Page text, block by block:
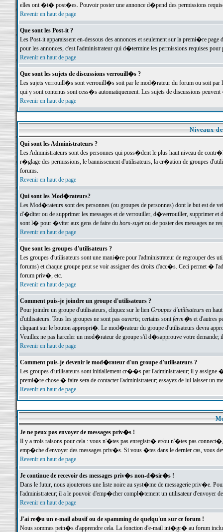
elles ont �t� post�es. Pouvoir poster une annonce d�pend des permissions
Revenir en haut de page
Que sont les Post-it ?
Les Post-it apparaissent en-dessous des annonces et seulement sur la premi�re
pour les annonces, c'est l'administrateur qui d�termine les permissions requises pour
Revenir en haut de page
Que sont les sujets de discussions verrouill�s ?
Les sujets verrouill�s sont verrouill�s soit par le mod�rateur du forum ou soit par
qui y sont contenus sont cess�s automatiquement. Les sujets de discussions
Revenir en haut de page
Niveaux
Qui sont les Administrateurs ?
Les Administrateurs sont des personnes qui poss�dent le plus haut niveau de
r�glage des permissions, le bannissement d'utilisateurs, la cr�ation de groupes
forums.
Revenir en haut de page
Qui sont les Mod�rateurs?
Les Mod�rateurs sont des personnes (ou groupes de personnes) dont le but est de
d'�diter ou de supprimer les messages et de verrouiller, d�verrouiller, supprimer
sont l� pour �viter aux gens de faire du hors-sujetou de poster des messages ne
Revenir en haut de page
Que sont les groupes d'utilisateurs ?
Les groupes d'utilisateurs sont une mani�re pour l'administrateur de regrouper des
forums) et chaque groupe peut se voir assigner des droits d'acc�s. Ceci permet
forum priv�, etc.
Revenir en haut de page
Comment puis-je joindre un groupe d'utilisateurs ?
Pour joindre un groupe d'utilisateurs, cliquez sur le lien Groupes d'utilisateursen haut
d'utilisateurs. Tous les groupes ne sont pas ouverts; certains sontferm�set d'autres
cliquant sur le bouton appropri�. Le mod�rateur du groupe d'utilisateurs devra
Veuillez ne pas harceler un mod�rateur de groupe s'il d�sapprouve votre demande;
Revenir en haut de page
Comment puis-je devenir le mod�rateur d'un groupe d'utilisateurs ?
Les groupes d'utilisateurs sont initiallement cr��s par l'administrateur; il y
premi�re chose � faire sera de contacter l'administrateur; essayez de lui laisser un
Revenir en haut de page
Je ne peux pas envoyer de messages priv�s !
Il y a trois raisons pour cela : vous n'�tes pas enregistr� et/ou n'�tes pas
emp�che d'envoyer des messages priv�s. Si vous �tes dans le dernier cas, vous
Revenir en haut de page
Je continue de recevoir des messages priv�s non-d�sir�s !
Dans le futur, nous ajouterons une liste noire au syst�me de messagerie priv�e.
l'administrateur; il a le pouvoir d'emp�cher compl�tement un utilisateur d'envoyer
Revenir en haut de page
J'ai re�u un e-mail abusif ou de spamming de quelqu'un sur ce forum !
Nous sommes pein�s d'apprendre cela. La fonction d'e-mail int�gr� au forum inclut